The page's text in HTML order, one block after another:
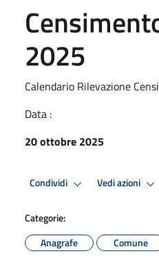
2025
Calendario Rilevazione
Data :
20 ottobre 2025
Condividi Vedi azioni
Categorie:
Anagrafe
Comune